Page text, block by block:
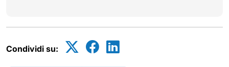
Condividi su: